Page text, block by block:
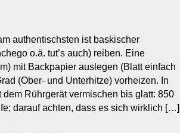
authentischsten ist baskischer
o.ä. tut’s auch) reiben. Eine
mit Backpapier auslegen (Blatt einfach
(Ober- und Unterhitze) vorheizen. In
Rührgerät vermischen bis glatt: 850
darauf achten, dass es sich wirklich […]